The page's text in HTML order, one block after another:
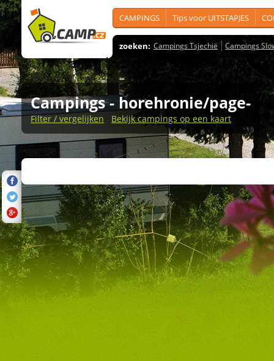
CAMPINGS Tips voor UITSTAPJES
zoeken: Campings Tsjechië Campings
Campings - horehronie/page-
Filter / vergelijken Bekijk campings op een kaart